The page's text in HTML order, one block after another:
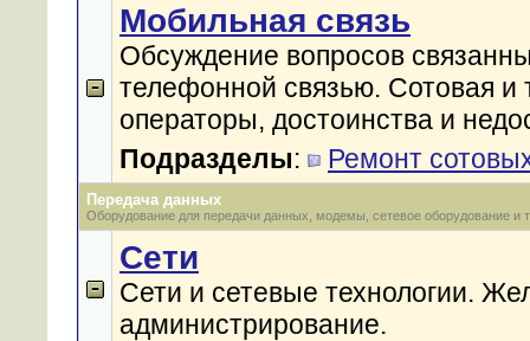
Мобильная связь
Обсуждение вопросов
телефонной связью. Сотовая и
операторы, достоинства и
Подразделы: Ремонт
Передача данных
Оборудование для передачи данных, модемы, сетевое оборудование и
Сети
Сети и сетевые технологии.
администрирование.